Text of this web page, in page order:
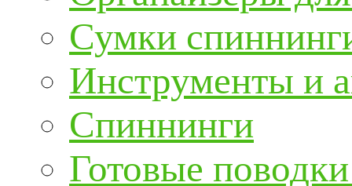
Сумки
Инструменты и
Спиннинги
Готовые